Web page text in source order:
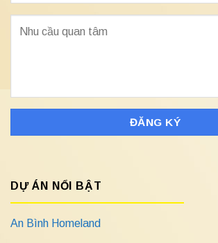
DỰ ÁN NỔI BẬT
An Bình Homeland